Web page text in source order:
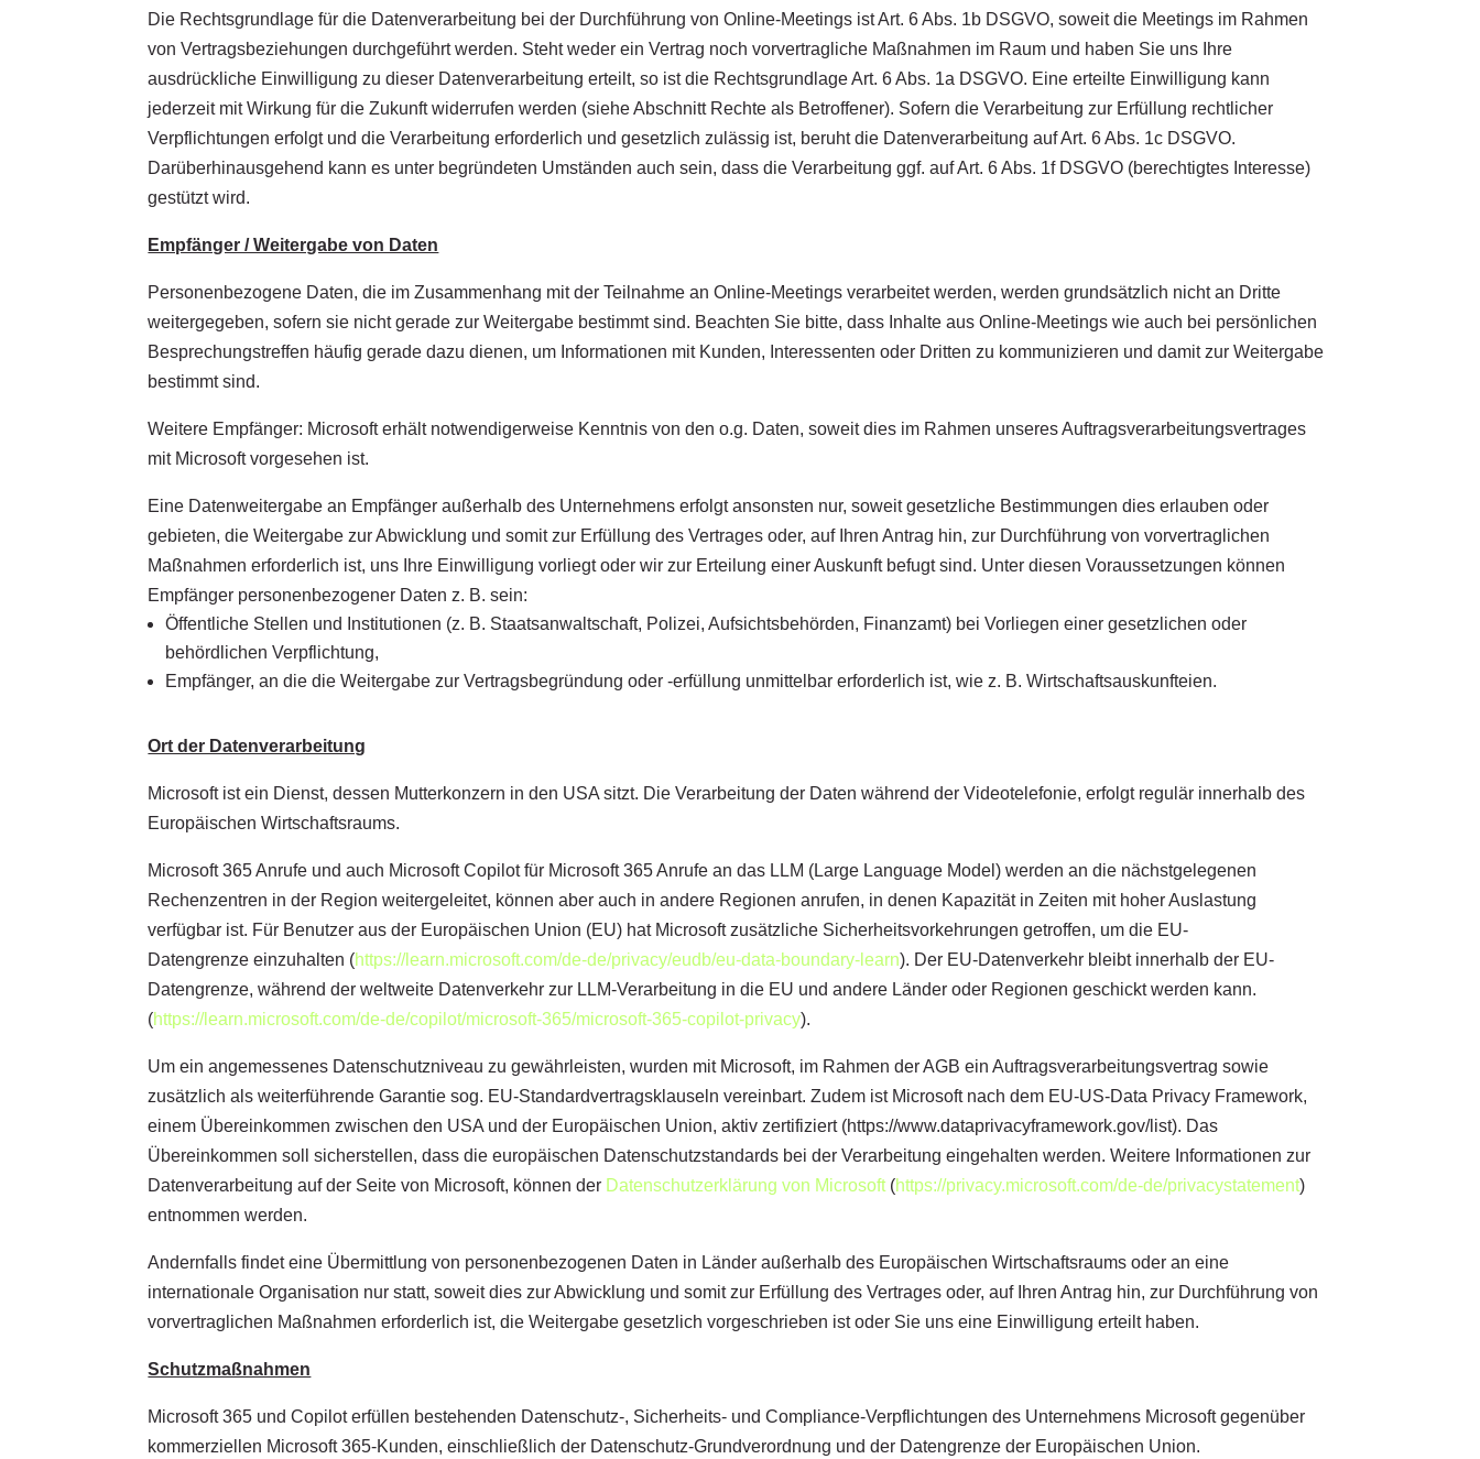
Die Rechtsgrundlage für die Datenverarbeitung bei der Durchführung von Online-Meetings ist Art. 6 Abs. 1b DSGVO, soweit die Meetings im Rahmen
von Vertragsbeziehungen durchgeführt werden. Steht weder ein Vertrag noch vorvertragliche Maßnahmen im Raum und haben Sie uns Ihre
ausdrückliche Einwilligung zu dieser Datenverarbeitung erteilt, so ist die Rechtsgrundlage Art. 6 Abs. 1a DSGVO. Eine erteilte Einwilligung kann
jederzeit mit Wirkung für die Zukunft widerrufen werden (siehe Abschnitt Rechte als Betroffener). Sofern die Verarbeitung zur Erfüllung rechtlicher
Verpflichtungen erfolgt und die Verarbeitung erforderlich und gesetzlich zulässig ist, beruht die Datenverarbeitung auf Art. 6 Abs. 1c DSGVO.
Darüberhinausgehend kann es unter begründeten Umständen auch sein, dass die Verarbeitung ggf. auf Art. 6 Abs. 1f DSGVO (berechtigtes Interesse)
gestützt wird.
Empfänger / Weitergabe von Daten
Personenbezogene Daten, die im Zusammenhang mit der Teilnahme an Online-Meetings verarbeitet werden, werden grundsätzlich nicht an Dritte
weitergegeben, sofern sie nicht gerade zur Weitergabe bestimmt sind. Beachten Sie bitte, dass Inhalte aus Online-Meetings wie auch bei persönlichen
Besprechungstreffen häufig gerade dazu dienen, um Informationen mit Kunden, Interessenten oder Dritten zu kommunizieren und damit zur Weitergabe
bestimmt sind.
Weitere Empfänger: Microsoft erhält notwendigerweise Kenntnis von den o.g. Daten, soweit dies im Rahmen unseres Auftragsverarbeitungsvertrages
mit Microsoft vorgesehen ist.
Eine Datenweitergabe an Empfänger außerhalb des Unternehmens erfolgt ansonsten nur, soweit gesetzliche Bestimmungen dies erlauben oder
gebieten, die Weitergabe zur Abwicklung und somit zur Erfüllung des Vertrages oder, auf Ihren Antrag hin, zur Durchführung von vorvertraglichen
Maßnahmen erforderlich ist, uns Ihre Einwilligung vorliegt oder wir zur Erteilung einer Auskunft befugt sind. Unter diesen Voraussetzungen können
Empfänger personenbezogener Daten z. B. sein:
Öffentliche Stellen und Institutionen (z. B. Staatsanwaltschaft, Polizei, Aufsichtsbehörden, Finanzamt) bei Vorliegen einer gesetzlichen oder
behördlichen Verpflichtung,
Empfänger, an die die Weitergabe zur Vertragsbegründung oder -erfüllung unmittelbar erforderlich ist, wie z. B. Wirtschaftsauskunfteien.
Ort der Datenverarbeitung
Microsoft ist ein Dienst, dessen Mutterkonzern in den USA sitzt. Die Verarbeitung der Daten während der Videotelefonie, erfolgt regulär innerhalb des
Europäischen Wirtschaftsraums.
Microsoft 365 Anrufe und auch Microsoft Copilot für Microsoft 365 Anrufe an das LLM (Large Language Model) werden an die nächstgelegenen
Rechenzentren in der Region weitergeleitet, können aber auch in andere Regionen anrufen, in denen Kapazität in Zeiten mit hoher Auslastung
verfügbar ist. Für Benutzer aus der Europäischen Union (EU) hat Microsoft zusätzliche Sicherheitsvorkehrungen getroffen, um die EU-
Datengrenze einzuhalten (https://learn.microsoft.com/de-de/privacy/eudb/eu-data-boundary-learn). Der EU-Datenverkehr bleibt innerhalb der EU-
Datengrenze, während der weltweite Datenverkehr zur LLM-Verarbeitung in die EU und andere Länder oder Regionen geschickt werden kann.
(https://learn.microsoft.com/de-de/copilot/microsoft-365/microsoft-365-copilot-privacy).
Um ein angemessenes Datenschutzniveau zu gewährleisten, wurden mit Microsoft, im Rahmen der AGB ein Auftragsverarbeitungsvertrag sowie
zusätzlich als weiterführende Garantie sog. EU-Standardvertragsklauseln vereinbart. Zudem ist Microsoft nach dem EU-US-Data Privacy Framework,
einem Übereinkommen zwischen den USA und der Europäischen Union, aktiv zertifiziert (https://www.dataprivacyframework.gov/list). Das
Übereinkommen soll sicherstellen, dass die europäischen Datenschutzstandards bei der Verarbeitung eingehalten werden. Weitere Informationen zur
Datenverarbeitung auf der Seite von Microsoft, können der Datenschutzerklärung von Microsoft(https://privacy.microsoft.com/de-de/privacystatement)
entnommen werden.
Andernfalls findet eine Übermittlung von personenbezogenen Daten in Länder außerhalb des Europäischen Wirtschaftsraums oder an eine
internationale Organisation nur statt, soweit dies zur Abwicklung und somit zur Erfüllung des Vertrages oder, auf Ihren Antrag hin, zur Durchführung von
vorvertraglichen Maßnahmen erforderlich ist, die Weitergabe gesetzlich vorgeschrieben ist oder Sie uns eine Einwilligung erteilt haben.
Schutzmaßnahmen
Microsoft 365 und Copilot erfüllen bestehenden Datenschutz-, Sicherheits- und Compliance-Verpflichtungen des Unternehmens Microsoft gegenüber
kommerziellen Microsoft 365-Kunden, einschließlich der Datenschutz-Grundverordnung und der Datengrenze der Europäischen Union.